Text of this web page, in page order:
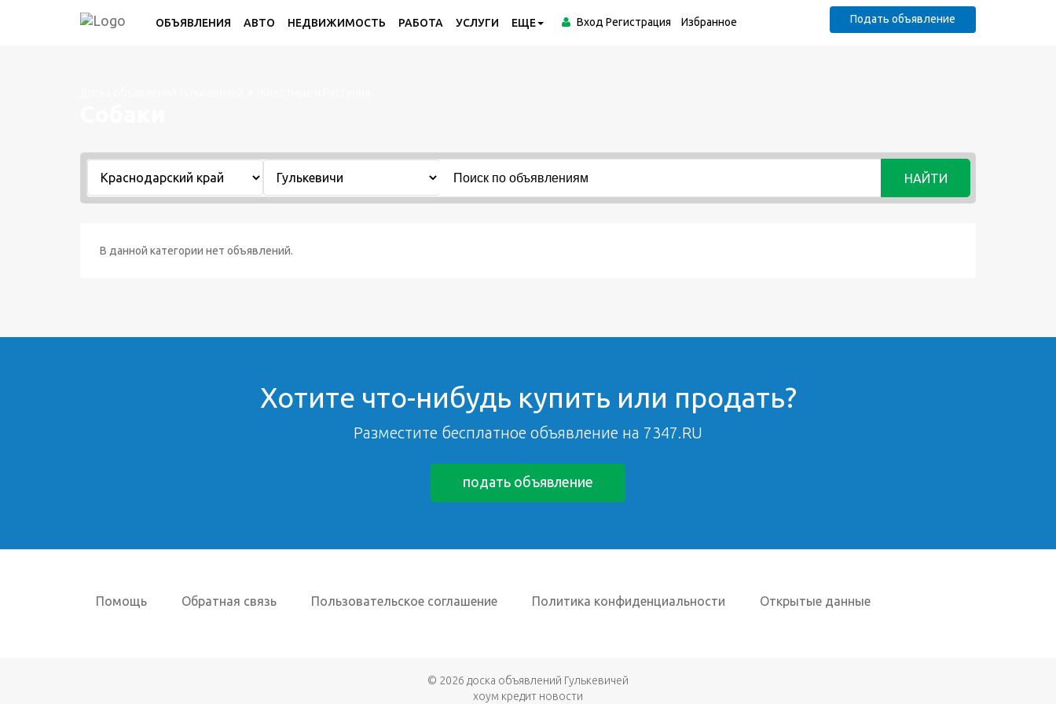
ОБЪЯВЛЕНИЯ АВТО НЕДВИЖИМОСТЬ РАБОТА УСЛУГИ ЕЩЕ Вход Регистрация Избранное Подать объявление
НАЙТИ
В данной категории нет объявлений.
Хотите что-нибудь купить или продать?
Разместите бесплатное объявление на 7347.RU
подать объявление
Помощь Обратная связь Пользовательское соглашение Политика конфиденциальности Открытые данные
© 2026 доска объявлений Гулькевичей
хоум кредит новости